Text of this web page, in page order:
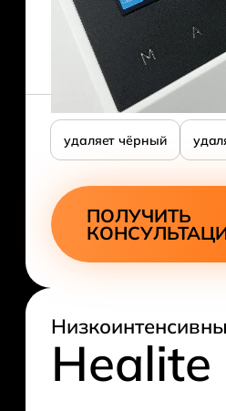
удаляет чёрный
ПОЛУЧИТЬ
Healite